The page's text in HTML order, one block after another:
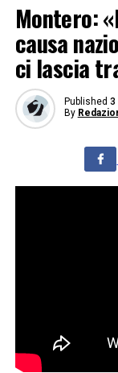
Montero:
causa
ci lascia
Published 3
By